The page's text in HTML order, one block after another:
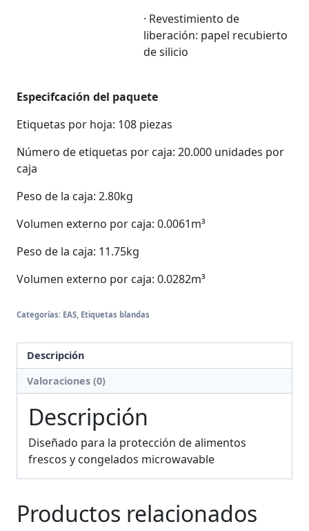
· Revestimiento de
liberación: papel recubierto
de silicio
Especifcación del paquete
Etiquetas por hoja: 108 piezas
Número de etiquetas por caja: 20.000 unidades por
caja
Peso de la caja: 2.80kg
Volumen externo por caja: 0.0061m³
Peso de la caja: 11.75kg
Volumen externo por caja: 0.0282m³
Categorías: EAS, Etiquetas blandas
Descripción
Valoraciones (0)
Descripción
Diseñado para la protección de alimentos
frescos y congelados microwavable
Productos relacionados